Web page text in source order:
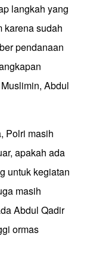
langkah yang
karena sudah
pendanaan
Abdul
Polri masih
apakah ada
untuk kegiatan
masih
Abdul Qadir
ormas